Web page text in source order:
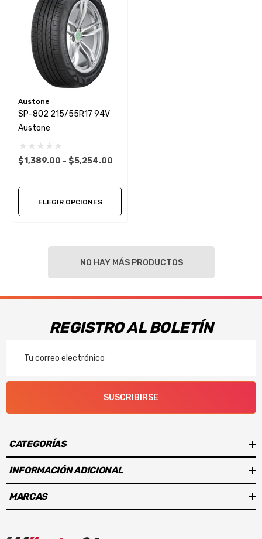
Austone
SP-802 215/55R17 94V
Austone
$1,389.00 - $5,254.00
ELEGIR OPCIONES
NO HAY MÁS PRODUCTOS
REGISTRO AL BOLETÍN
Electrónico
SUSCRIBIRSE
CATEGORÍAS
INFORMACIÓN ADICIONAL
MARCAS